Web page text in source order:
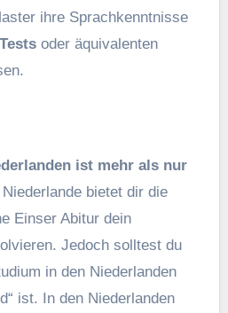
ihre Sprachkenntnisse
oder äquivalenten
ist mehr als nur
Niederlande bietet dir die
Einser Abitur dein
Jedoch solltest du
in den Niederlanden
ist. In den Niederlanden